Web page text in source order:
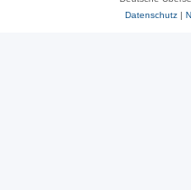
Datenschutz|